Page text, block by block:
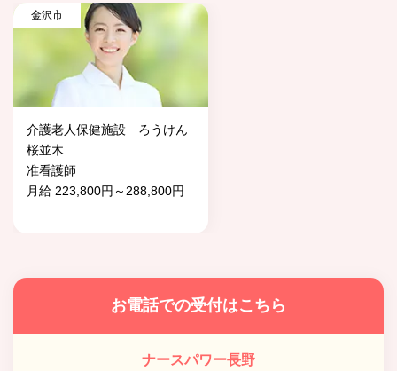
金沢市
介護老人保健施設 ろうけん
桜並木
准看護師
月給 223,800円～288,800円
お電話での受付はこちら
ナースパワー長野